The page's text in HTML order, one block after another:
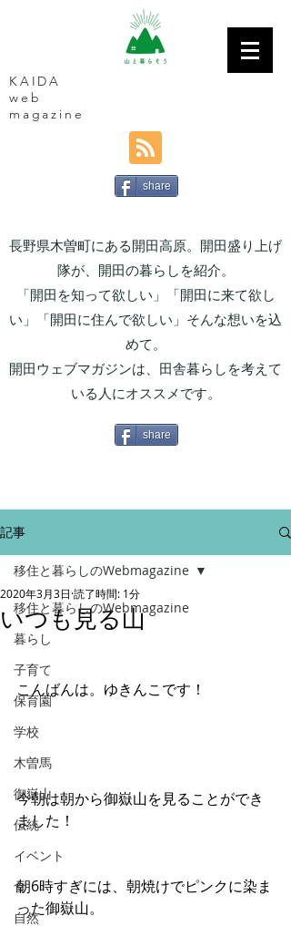
KAIDA
web
magazine
share
長野県木曽町にある開田高原。開田盛り上げ
隊が、開田の暮らしを紹介。
「開田を知って欲しい」「開田に来て欲し
い」「開田に住んで欲しい」そんな想いを込
めて。
開田ウェブマガジンは、田舎暮らしを考えて
いる人にオススメです。
share
記事
移住と暮らしのWebmagazine
暮らし
子育て
保育園
学校
木曽馬
御嶽山
伝統
イベント
食
自然
移住と暮らしのWebmagazine
いつも見る山
2020年3月3日 読了時間: 1分
こんばんは。ゆきんこです！
今朝は朝から御嶽山を見ることができ
ました！
朝6時すぎには、朝焼けでピンクに染ま
った御嶽山。